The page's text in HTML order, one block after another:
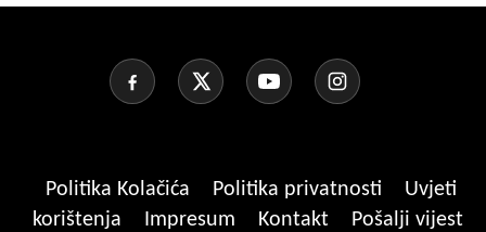
Politika Kolačića Politika privatnosti
Uvjeti
korištenja
Impresum Kontakt
Pošalji vijest